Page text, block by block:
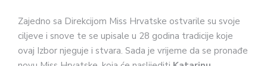
Zajedno sa Direkcijom Miss Hrvatske ostvarile su svoje
ciljeve i snove te se upisale u 28 godina tradicije koje
ovaj Izbor njeguje i stvara. Sada je vrijeme da se pronađe